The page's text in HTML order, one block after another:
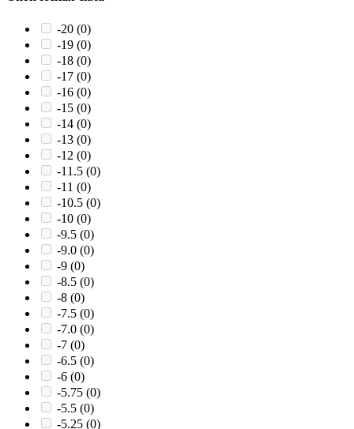
-20 (0)
-19 (0)
-18 (0)
-17 (0)
-16 (0)
-15 (0)
-14 (0)
-13 (0)
-12 (0)
-11.5 (0)
-11 (0)
-10.5 (0)
-10 (0)
-9.5 (0)
-9.0 (0)
-9 (0)
-8.5 (0)
-8 (0)
-7.5 (0)
-7.0 (0)
-7 (0)
-6.5 (0)
-6 (0)
-5.75 (0)
-5.5 (0)
-5.25 (0)